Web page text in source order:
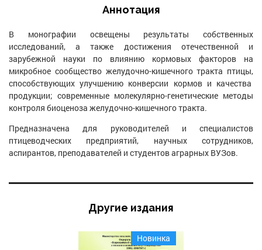
Аннотация
В монографии освещены результаты собственных
исследований, а также достижения отечественной и
зарубежной науки по влиянию кормовых факторов на
микробное сообщество желудочно-кишечного тракта птицы,
способствующих улучшению конверсии кормов и качества
продукции; современные молекулярно-генетические методы
контроля биоценоза желудочно-кишечного тракта.
Предназначена для руководителей и специалистов
птицеводческих предприятий, научных сотрудников,
аспирантов, преподавателей и студентов аграрных ВУЗов.
Другие издания
Новинка